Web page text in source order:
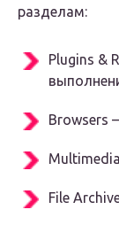
разделам:
Plugins &
Browsers
File